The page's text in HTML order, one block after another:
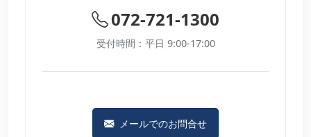
072-721-1300
受付時間：平日 9:00-17:00
メールでのお問合せ